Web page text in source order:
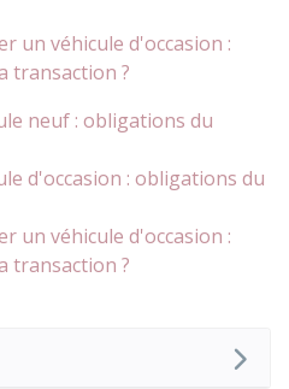
un véhicule d'occasion :
transaction ?
neuf : obligations du
d'occasion : obligations du
un véhicule d'occasion :
transaction ?